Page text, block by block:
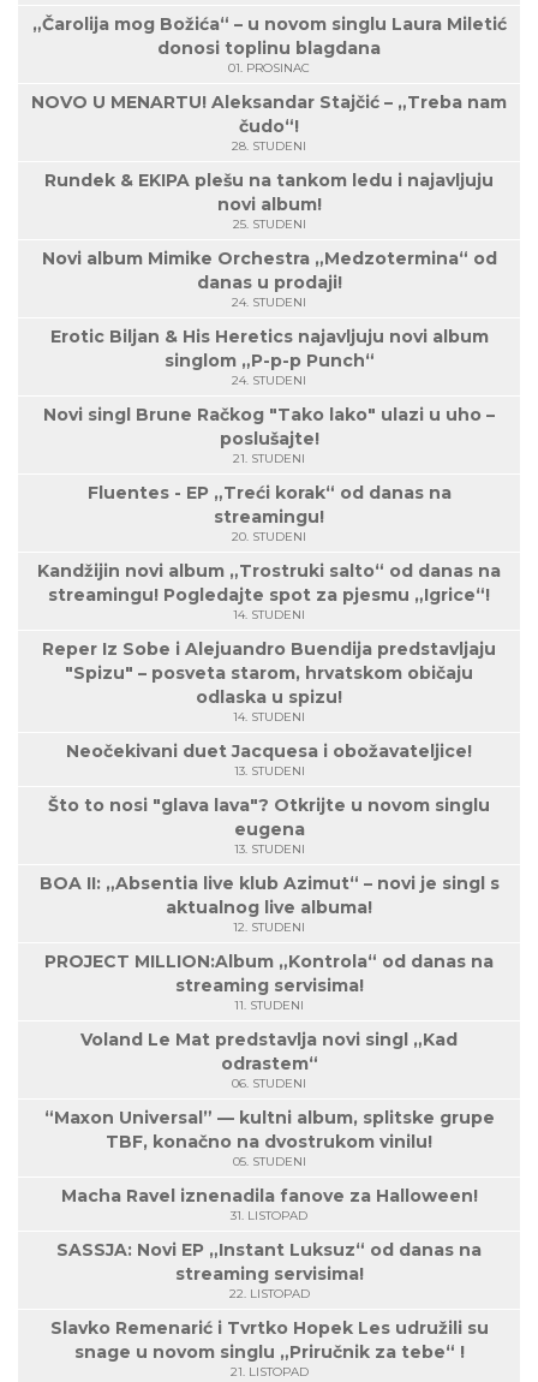
„Čarolija mog Božića“ – u novom singlu Laura Miletić
donosi toplinu blagdana
01. PROSINAC
NOVO U MENARTU! Aleksandar Stajčić – „Treba nam
čudo“!
28. STUDENI
Rundek & EKIPA plešu na tankom ledu i najavljuju
novi album!
25. STUDENI
Novi album Mimike Orchestra „Medzotermina“ od
danas u prodaji!
24. STUDENI
Erotic Biljan & His Heretics najavljuju novi album
singlom „P-p-p Punch“
24. STUDENI
Novi singl Brune Račkog "Tako lako" ulazi u uho –
poslušajte!
21. STUDENI
Fluentes - EP „Treći korak“ od danas na
streamingu!
20. STUDENI
Kandžijin novi album „Trostruki salto“ od danas na
streamingu! Pogledajte spot za pjesmu „Igrice“!
14. STUDENI
Reper Iz Sobe i Alejuandro Buendija predstavljaju
"Spizu" – posveta starom, hrvatskom običaju
odlaska u spizu!
14. STUDENI
Neočekivani duet Jacquesa i obožavateljice!
13. STUDENI
Što to nosi "glava lava"? Otkrijte u novom singlu
eugena
13. STUDENI
BOA II: „Absentia live klub Azimut“ – novi je singl s
aktualnog live albuma!
12. STUDENI
PROJECT MILLION:Album „Kontrola“ od danas na
streaming servisima!
11. STUDENI
Voland Le Mat predstavlja novi singl „Kad
odrastem“
06. STUDENI
“Maxon Universal” — kultni album, splitske grupe
TBF, konačno na dvostrukom vinilu!
05. STUDENI
Macha Ravel iznenadila fanove za Halloween!
31. LISTOPAD
SASSJA: Novi EP „Instant Luksuz“ od danas na
streaming servisima!
22. LISTOPAD
Slavko Remenarić i Tvrtko Hopek Les udružili su
snage u novom singlu „Priručnik za tebe“ !
21. LISTOPAD